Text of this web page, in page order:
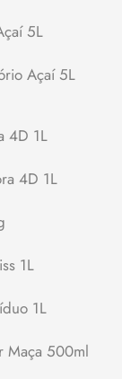
5L
Açaí 5L
4D 1L
4D 1L
1L
1L
Maça 500ml